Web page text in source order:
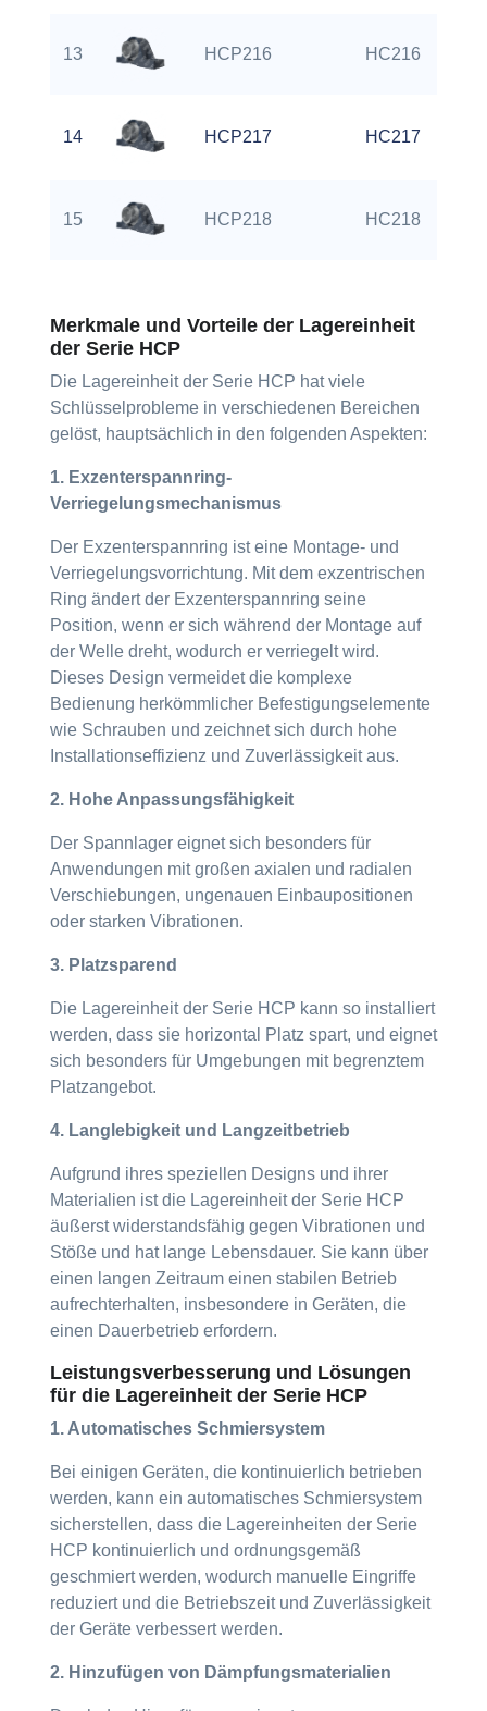
13 HCP216 HC216
14 HCP217 HC217
15 HCP218 HC218
Merkmale und Vorteile der Lagereinheit
der Serie HCP
Die Lagereinheit der Serie HCP hat viele
Schlüsselprobleme in verschiedenen Bereichen
gelöst, hauptsächlich in den folgenden Aspekten:
1. Exzenterspannring-
Verriegelungsmechanismus
Der Exzenterspannring ist eine Montage- und
Verriegelungsvorrichtung. Mit dem exzentrischen
Ring ändert der Exzenterspannring seine
Position, wenn er sich während der Montage auf
der Welle dreht, wodurch er verriegelt wird.
Dieses Design vermeidet die komplexe
Bedienung herkömmlicher Befestigungselemente
wie Schrauben und zeichnet sich durch hohe
Installationseffizienz und Zuverlässigkeit aus.
2. Hohe Anpassungsfähigkeit
Der Spannlager eignet sich besonders für
Anwendungen mit großen axialen und radialen
Verschiebungen, ungenauen Einbaupositionen
oder starken Vibrationen.
3. Platzsparend
Die Lagereinheit der Serie HCP kann so installiert
werden, dass sie horizontal Platz spart, und eignet
sich besonders für Umgebungen mit begrenztem
Platzangebot.
4. Langlebigkeit und Langzeitbetrieb
Aufgrund ihres speziellen Designs und ihrer
Materialien ist die Lagereinheit der Serie HCP
äußerst widerstandsfähig gegen Vibrationen und
Stöße und hat lange Lebensdauer. Sie kann über
einen langen Zeitraum einen stabilen Betrieb
aufrechterhalten, insbesondere in Geräten, die
einen Dauerbetrieb erfordern.
Leistungsverbesserung und Lösungen
für die Lagereinheit der Serie HCP
1. Automatisches Schmiersystem
Bei einigen Geräten, die kontinuierlich betrieben
werden, kann ein automatisches Schmiersystem
sicherstellen, dass die Lagereinheiten der Serie
HCP kontinuierlich und ordnungsgemäß
geschmiert werden, wodurch manuelle Eingriffe
reduziert und die Betriebszeit und Zuverlässigkeit
der Geräte verbessert werden.
2. Hinzufügen von Dämpfungsmaterialien